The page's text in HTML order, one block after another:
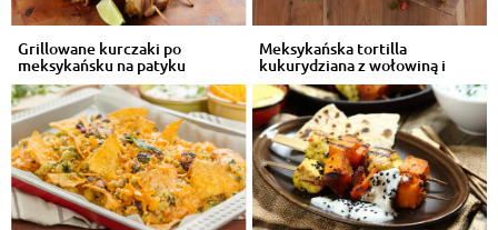
Grillowane kurczaki po
meksykańsku na patyku
Meksykańska tortilla
kukurydziana z wołowiną i
awokado